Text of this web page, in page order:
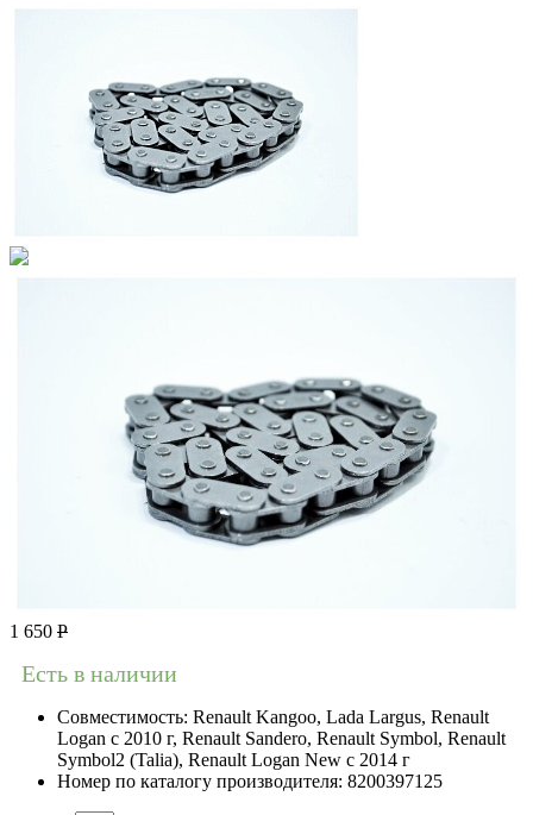
1 650 Р
Есть в наличии
Совместимость: Renault Kangoo, Lada Largus, Renault
Logan c 2010 г, Renault Sandero, Renault Symbol, Renault
Symbol2 (Talia), Renault Logan New с 2014 г
Номер по каталогу производителя: 8200397125